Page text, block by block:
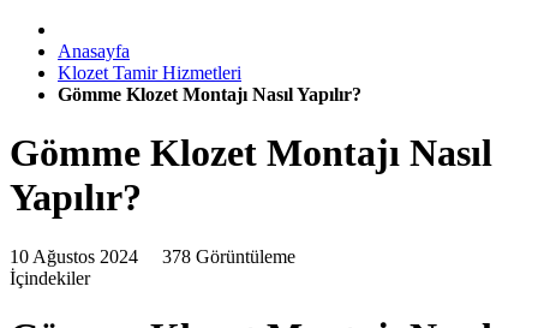
Anasayfa
Klozet Tamir Hizmetleri
Gömme Klozet Montajı Nasıl Yapılır?
Gömme Klozet Montajı Nasıl
Yapılır?
10 Ağustos 2024 378 Görüntüleme
İçindekiler